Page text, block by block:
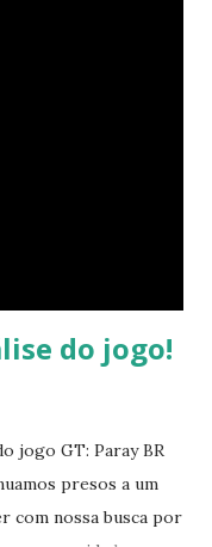
do jogo!
jogo GT: Paray BR
presos a um
com nossa busca por